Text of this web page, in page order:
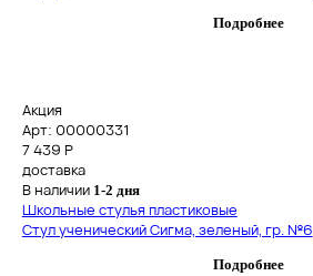
Подробнее
Акция
Арт: 00000331
7 439 Р
доставка
В наличии 1-2 дня
Школьные стулья пластиковые
Стул ученический Сигма, зеленый, гр. №6
Подробнее